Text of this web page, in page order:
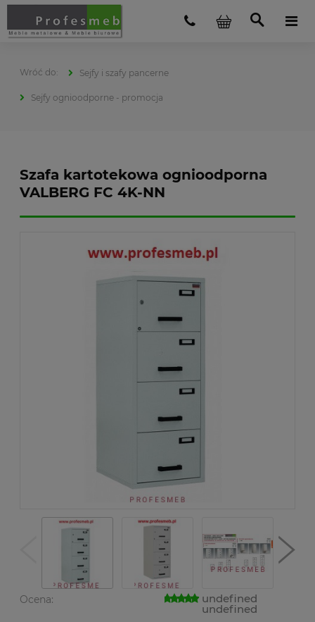
Sejfy i szafy pancerne
Sejfy ognioodporne - promocja
Szafa kartotekowa ognioodporna
VALBERG FC 4K-NN
Ocena: undefined
undefined